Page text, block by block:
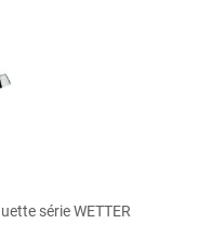
série WETTER